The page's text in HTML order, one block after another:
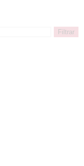
Filtrar